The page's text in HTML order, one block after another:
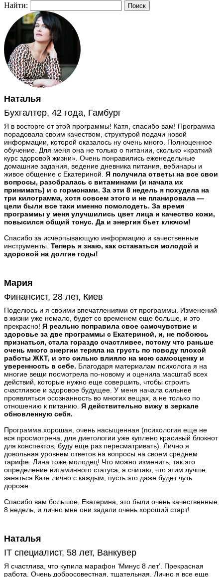
Найти:
Наталья
Бухгалтер, 42 года, Гамбург
Я в восторге от этой программы! Катя, спасибо вам! Программа
порадовала своим качеством, структурой подачи новой
информации, которой оказалось ну очень много. Полноценное
обучение. Для меня она не только о питании, сколько «краткий
курс здоровой жизни». Очень понравились еженедельные
домашние задания, ведение дневника питания, вебинары и
живое общение с Екатериной. Я получила ответы на все свои
вопросы, разобралась с витаминами (и начала их
принимать) и с гормонами. За эти 8 недель я похудела на
три килограмма, хотя совсем этого и не планировала —
цели были все таки именно помолодеть. За время
программы у меня улучшились цвет лица и качество кожи,
повысился общий тонус. Да и энергия бьет ключом!
Спасибо за исчерпывающую информацию и качественные
инструменты. Теперь я знаю, как оставаться молодой и
здоровой на долгие годы!
Мария
Финансист, 28 лет, Киев
Поделюсь и я своими впечатлениями от программы. Изменений
в жизни уже немало, будет со временем еще больше, и это
прекрасно! Я реально поправила свое самочувствие и
здоровье за две программы с Екатериной, и, не побоюсь
признаться, стала гораздо счастливее, потому что раньше
очень много энергии теряла на грусть по поводу плохой
работы ЖКТ, и это сильно влияло на мою самооценку и
уверенность в себе. Благодаря материалам психолога я на
многие вещи посмотрела по-новому и оценила масштаб всех
действий, которые нужно еще совершить, чтобы строить
счастливое и здоровое будущее. У меня начала сильнее
проявляться осознанность во многих вещах, а не только по
отношению к питанию. Я действительно вижу в зеркале
обновленную себя.
Программа хорошая, очень насыщенная (психология еще не
вся просмотрена, для диетологии уже куплено красивый блокнот
для конспектов, буду еще раз пересматривать). Лично я
довольная уровнем ответов на вопросы на своем среднем
тарифе. Лина тоже молодец! Что можно изменить, так это
определение витаминного статуса, я считаю, что этим лучше
заняться Кате лично с каждым, пусть это даже будет чуть
дороже.
Спасибо вам большое, Екатерина, это были очень качественные
8 недель, и лично мне они задали очень хороший старт!
Наталья
IT специалист, 58 лет, Ванкувер
Я счастлива, что купила марафон ‘Минус 8 лет’. Прекрасная
работа. Очень добросовестная, тщательная. Лично я все еще